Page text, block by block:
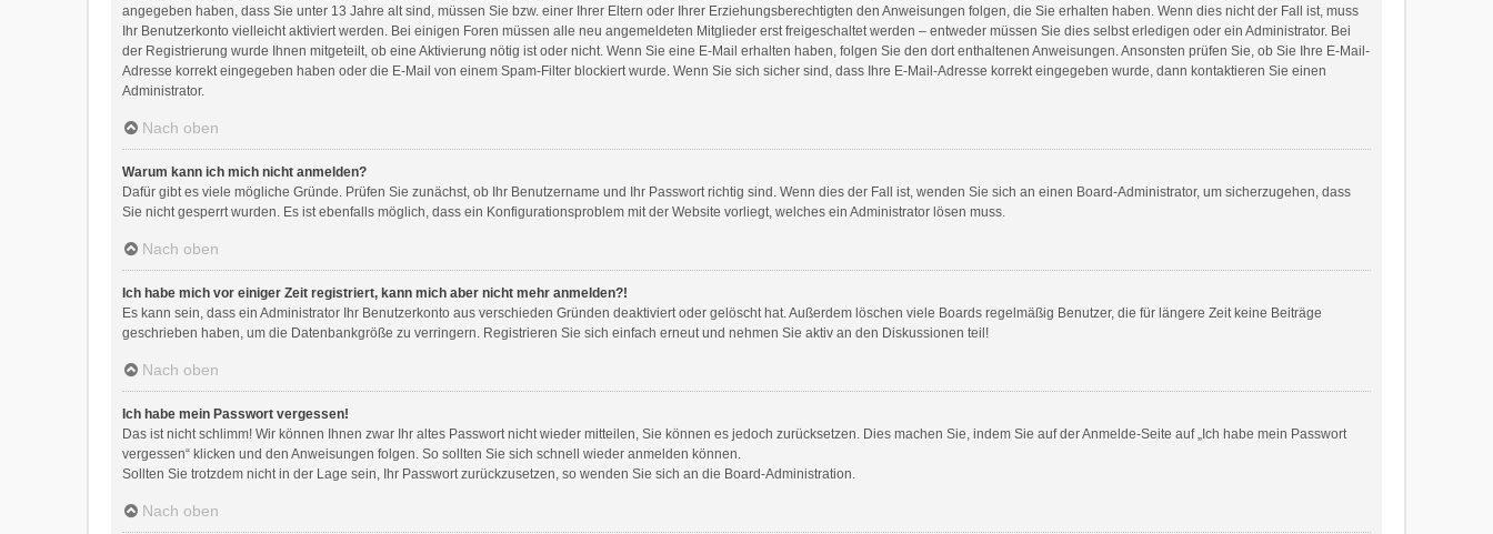
angegeben haben, dass Sie unter 13 Jahre alt sind, müssen Sie bzw. einer Ihrer Eltern oder Ihrer Erziehungsberechtigten den Anweisungen folgen, die Sie erhalten haben. Wenn dies nicht der Fall ist, muss
Ihr Benutzerkonto vielleicht aktiviert werden. Bei einigen Foren müssen alle neu angemeldeten Mitglieder erst freigeschaltet werden – entweder müssen Sie dies selbst erledigen oder ein Administrator. Bei
der Registrierung wurde Ihnen mitgeteilt, ob eine Aktivierung nötig ist oder nicht. Wenn Sie eine E-Mail erhalten haben, folgen Sie den dort enthaltenen Anweisungen. Ansonsten prüfen Sie, ob Sie Ihre E-Mail-
Adresse korrekt eingegeben haben oder die E-Mail von einem Spam-Filter blockiert wurde. Wenn Sie sich sicher sind, dass Ihre E-Mail-Adresse korrekt eingegeben wurde, dann kontaktieren Sie einen
Administrator.
Nach oben
Warum kann ich mich nicht anmelden?
Dafür gibt es viele mögliche Gründe. Prüfen Sie zunächst, ob Ihr Benutzername und Ihr Passwort richtig sind. Wenn dies der Fall ist, wenden Sie sich an einen Board-Administrator, um sicherzugehen, dass
Sie nicht gesperrt wurden. Es ist ebenfalls möglich, dass ein Konfigurationsproblem mit der Website vorliegt, welches ein Administrator lösen muss.
Nach oben
Ich habe mich vor einiger Zeit registriert, kann mich aber nicht mehr anmelden?!
Es kann sein, dass ein Administrator Ihr Benutzerkonto aus verschieden Gründen deaktiviert oder gelöscht hat. Außerdem löschen viele Boards regelmäßig Benutzer, die für längere Zeit keine Beiträge
geschrieben haben, um die Datenbankgröße zu verringern. Registrieren Sie sich einfach erneut und nehmen Sie aktiv an den Diskussionen teil!
Nach oben
Ich habe mein Passwort vergessen!
Das ist nicht schlimm! Wir können Ihnen zwar Ihr altes Passwort nicht wieder mitteilen, Sie können es jedoch zurücksetzen. Dies machen Sie, indem Sie auf der Anmelde-Seite auf „Ich habe mein Passwort
vergessen“ klicken und den Anweisungen folgen. So sollten Sie sich schnell wieder anmelden können.
Sollten Sie trotzdem nicht in der Lage sein, Ihr Passwort zurückzusetzen, so wenden Sie sich an die Board-Administration.
Nach oben